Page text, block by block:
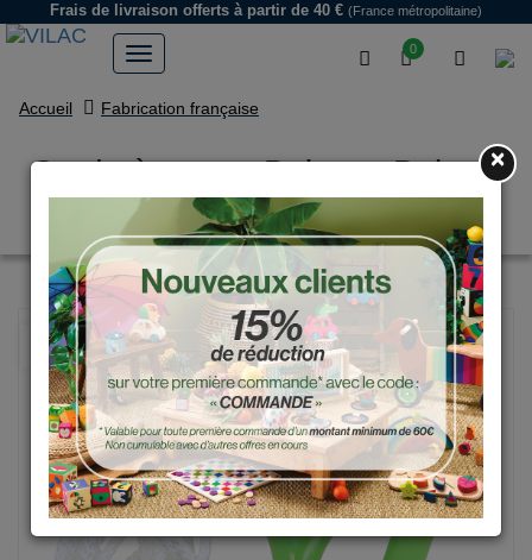
0
Frais de livraison offerts à partir de 40 € (France métropolitaine)
Accueil Fabrication française
Corde à sauter Boizoos Babeth
la Rainette
NOUVEAU
×